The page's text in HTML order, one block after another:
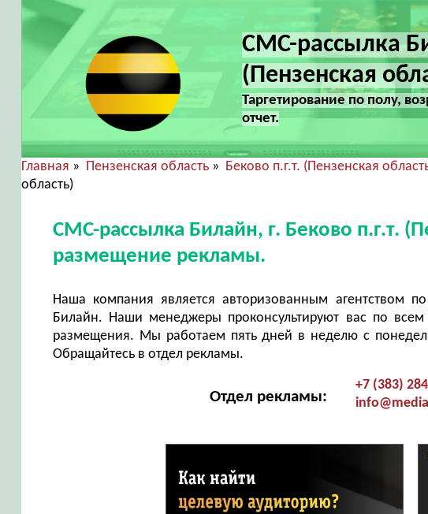
СМС-рассылка
(Пензенская
Таргетирование по полу,
отчет.
Главная » Пензенская область» Беково п.г.т. (Пензенская
область)
СМС-рассылка Билайн, г. Беково п.г.т.
размещение рекламы.
Наша компания является авторизованным агентством
Билайн. Наши менеджеры проконсультируют вас по
размещения. Мы работаем пять дней в неделю с
Обращайтесь в отдел рекламы.
Отдел рекламы:
+7 (383)